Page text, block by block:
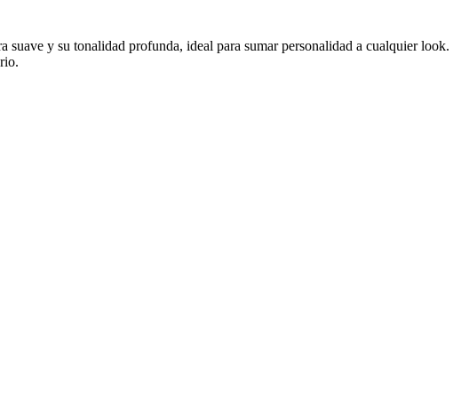
suave y su tonalidad profunda, ideal para sumar personalidad a cualquier look.